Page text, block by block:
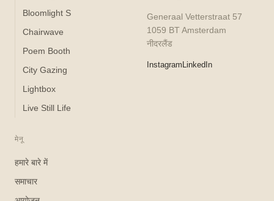
Bloomlight S
Chairwave
Poem Booth
City Gazing
Lightbox
Live Still Life
मेनू
हमारे बारे में
समाचार
Generaal Vetterstraat 57
1059 BT Amsterdam
नीदरलैंड
Instagram LinkedIn